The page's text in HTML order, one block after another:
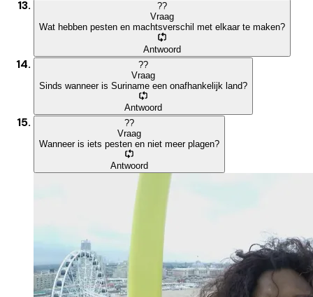
??
Vraag
Wat hebben pesten en machtsverschil met elkaar te maken?
Antwoord
??
Vraag
Sinds wanneer is Suriname een onafhankelijk land?
Antwoord
??
Vraag
Wanneer is iets pesten en niet meer plagen?
Antwoord